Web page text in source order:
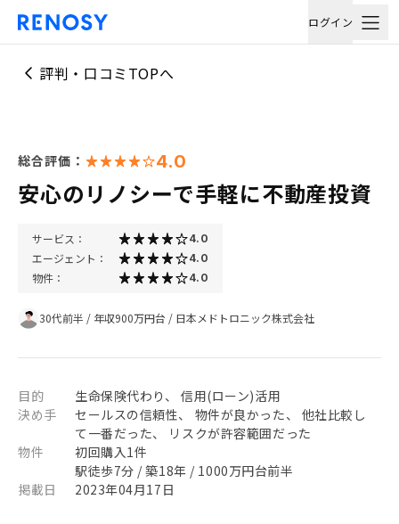
ログイン
評判・口コミTOPへ
総合評価： 4.0
安心のリノシーで手軽に不動産投資
サービス： 4.0
エージェント： 4.0
物件： 4.0
30代前半 / 年収900万円台 / 日本メドトロニック株式会社
目的
生命保険代わり、 信用(ローン)活用
決め手
セールスの信頼性、 物件が良かった、 他社比較し
て一番だった、 リスクが許容範囲だった
物件
初回購入1件
駅徒歩7分 / 築18年 / 1000万円台前半
掲載日
2023年04月17日